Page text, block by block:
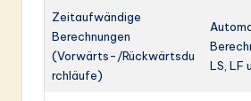
Zeitaufwändige
Berechnungen
(Vorwärts-/Rückwärtsdu
rchläufe)
LS, LF